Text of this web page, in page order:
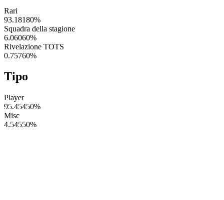
Rari
93.18180%
Squadra della stagione
6.06060%
Rivelazione TOTS
0.75760%
Tipo
Player
95.45450%
Misc
4.54550%